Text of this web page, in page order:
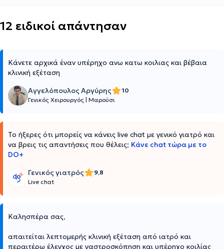
12 ειδικοί απάντησαν
Κάνετε αρχικά έναν υπέρηχο ανω κατω κοιλιας και βέβαια
κλινική εξέταση
Αγγελόπουλος Αργύρης
10
Γενικός Χειρουργός Μαρούσι
Το ήξερες ότι μπορείς να κάνεις live chat με γενικό γιατρό και
να βρεις τις απαντήσεις που θέλεις; Κάνε chat τώρα με το
DO+
Γενικός γιατρός
9,8
Live chat
Καλησπέρα σας,
απαιτείται λεπτομερής κλινική εξέταση από ιατρό και
περαιτέρω έλεγχος με γαστροσκόπηση και υπέρηχο κοιλίας